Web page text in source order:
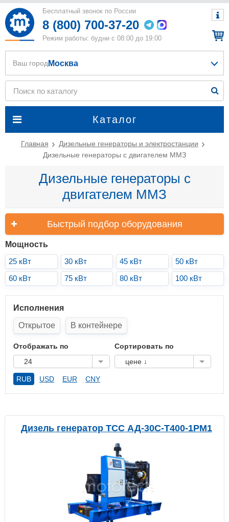
Бесплатный звонок по России
8 (800) 700-37-20
Режим работы: будни с 08:00 до 19:00
Каталог
Ваш город Москва
Главная
Дизельные генераторы и электростанции
Дизельные генераторы с двигателем ММЗ
Дизельные генераторы с
двигателем ММЗ
Быстрый подбор оборудования
Мощность
25 кВт
30 кВт 45 кВт
50 кВт
60 кВт
75 кВт 80 кВт 100 кВт
Исполнения
Открытое
В контейнере
Отображать по
24
Сортировать по
цене ↓
RUB USD EUR CNY
Дизель генератор ТСС АД-30С-Т400-1РМ1